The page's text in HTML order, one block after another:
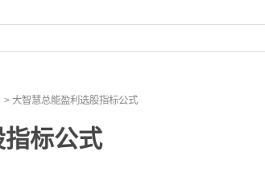
> 大智慧总能盈利选股指标公式
标公式